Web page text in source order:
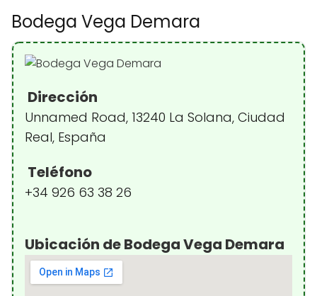
Bodega Vega Demara
Dirección
Unnamed Road, 13240 La Solana, Ciudad
Real, España
Teléfono
+34 926 63 38 26
Ubicación de Bodega Vega Demara